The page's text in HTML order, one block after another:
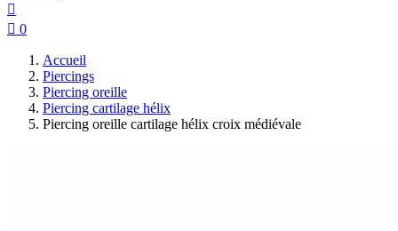

 0
Accueil
Piercings
Piercing oreille
Piercing cartilage hélix
Piercing oreille cartilage hélix croix médiévale